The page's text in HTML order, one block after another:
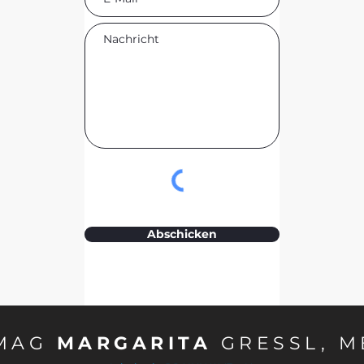
Abschicken
MARGARITA GRESSL,